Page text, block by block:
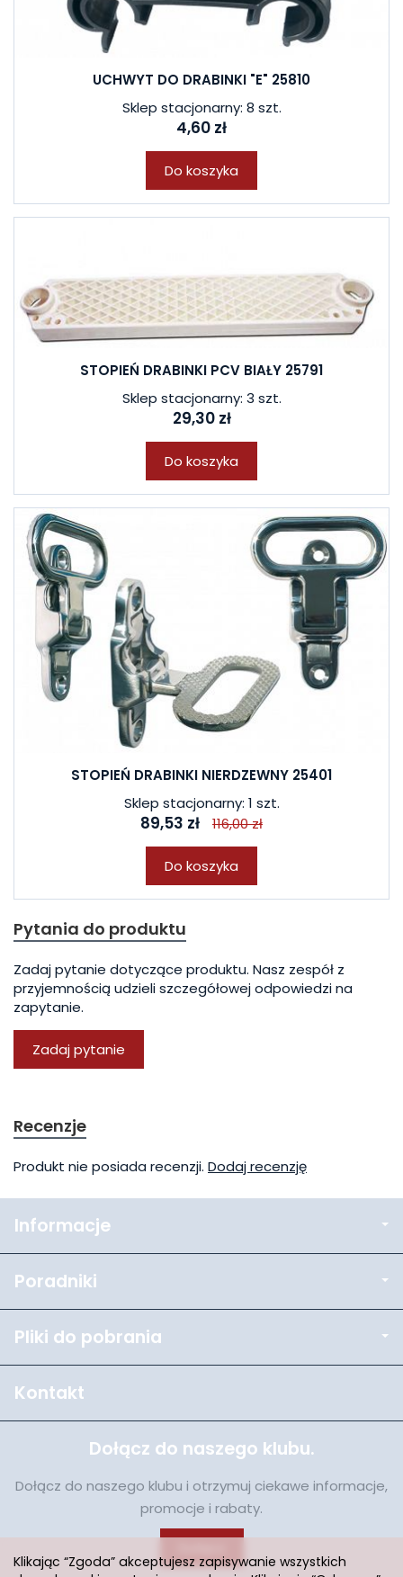
UCHWYT DO DRABINKI "E" 25810
Sklep stacjonarny: 8 szt.
4,60 zł
Do koszyka
STOPIEŃ DRABINKI PCV BIAŁY 25791
Sklep stacjonarny: 3 szt.
29,30 zł
Do koszyka
STOPIEŃ DRABINKI NIERDZEWNY 25401
Sklep stacjonarny: 1 szt.
89,53 zł 116,00 zł
Do koszyka
Pytania do produktu
Zadaj pytanie dotyczące produktu. Nasz zespół z
przyjemnością udzieli szczegółowej odpowiedzi na
zapytanie.
Zadaj pytanie
Recenzje
Produkt nie posiada recenzji. Dodaj recenzję
Informacje
Poradniki
Pliki do pobrania
Kontakt
Dołącz do naszego klubu.
Dołącz do naszego klubu i otrzymuj ciekawe informacje,
promocje i rabaty.
Klikając “Zgoda” akceptujesz zapisywanie wszystkich